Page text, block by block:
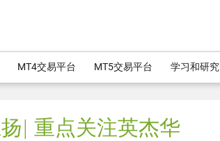
MT4交易平台 MT5交易平台 学习和研究
| 重点关注英杰华